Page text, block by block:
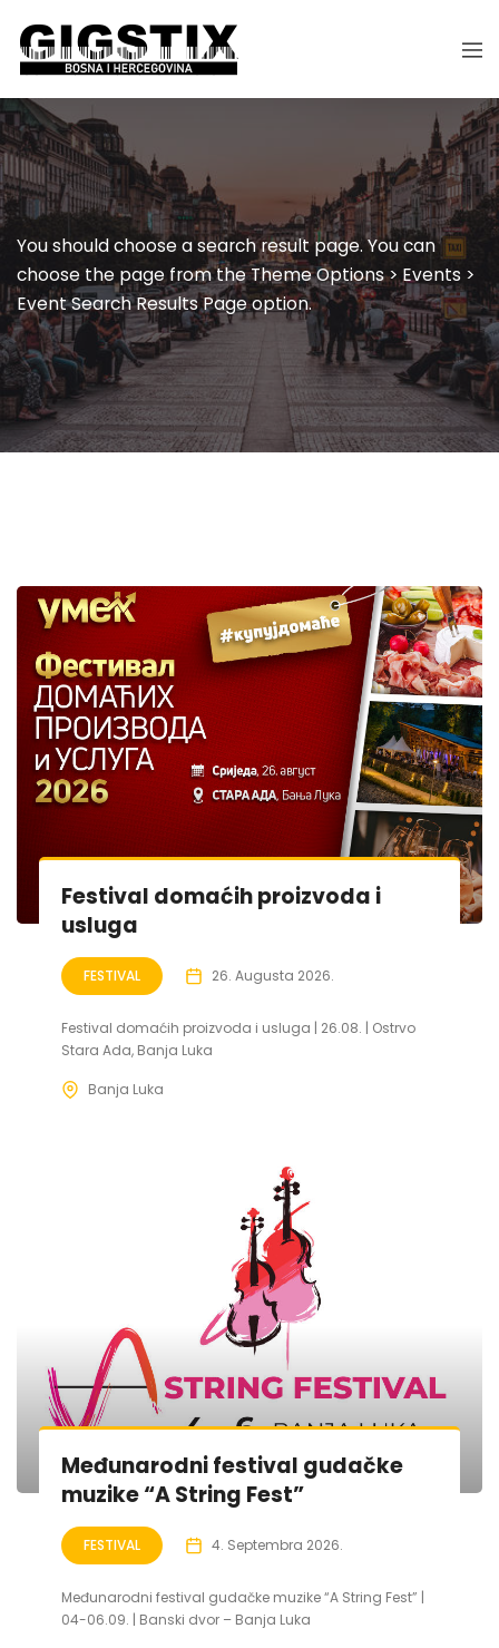
You should choose a search result page. You can
choose the page from the Theme Options > Events >
Event Search Results Page option.
Festival domaćih proizvoda i
usluga
FESTIVAL 26. Augusta 2026.
Festival domaćih proizvoda i usluga | 26.08. | Ostrvo
Stara Ada, Banja Luka
Banja Luka
Međunarodni festival gudačke
muzike “A String Fest”
FESTIVAL 4. Septembra 2026.
Međunarodni festival gudačke muzike “A String Fest” |
04-06.09. | Banski dvor – Banja Luka